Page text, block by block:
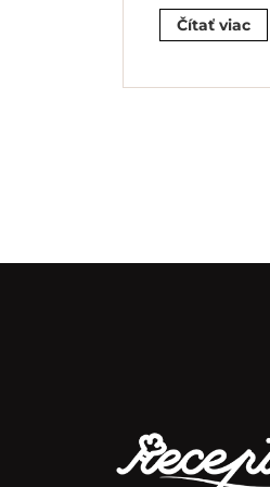
Čítať viac